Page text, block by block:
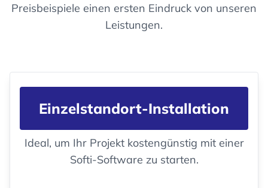
Preisbeispiele einen ersten Eindruck von unseren
Leistungen.
Einzelstandort-Installation
Ideal, um Ihr Projekt kostengünstig mit einer
Softi-Software zu starten.